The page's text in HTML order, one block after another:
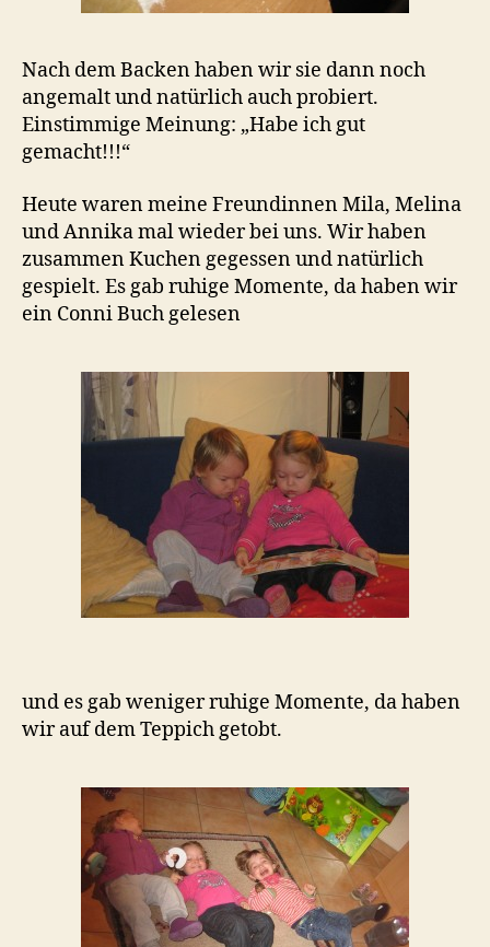
Nach dem Backen haben wir sie dann noch
angemalt und natürlich auch probiert.
Einstimmige Meinung: „Habe ich gut
gemacht!!!“
Heute waren meine Freundinnen Mila, Melina
und Annika mal wieder bei uns. Wir haben
zusammen Kuchen gegessen und natürlich
gespielt. Es gab ruhige Momente, da haben wir
ein Conni Buch gelesen
und es gab weniger ruhige Momente, da haben
wir auf dem Teppich getobt.